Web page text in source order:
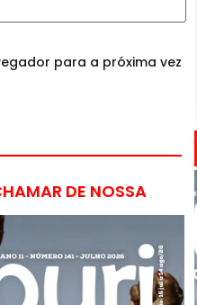
para a próxima vez
DE NOSSA